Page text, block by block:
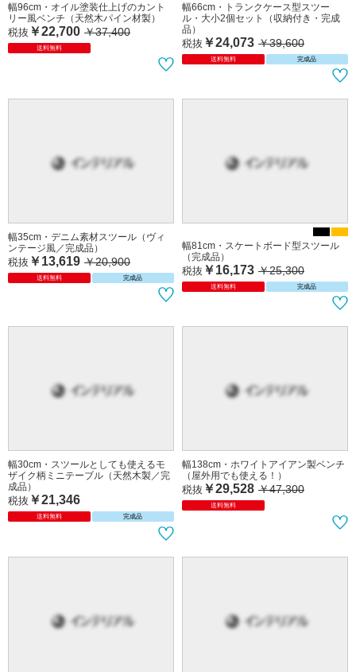
幅96cm・オイル塗装仕上げのカント
リー風ベンチ（天然木パイン材製）
税抜 ￥22,700 ￥37,400
送料無料
幅66cm・トランクケース型スツー
ル・大小2個セット（収納付き・完成
品）
税抜 ￥24,073 ￥39,600
送料無料 完成品
幅35cm・デニム素材スツール（ヴィ
ンテージ風／完成品）
税抜 ￥13,619 ￥20,900
送料無料 完成品
幅81cm・スケートボード型スツール
（完成品）
税抜 ￥16,173 ￥25,300
送料無料 完成品
幅30cm・スツールとしても使えるモ
ザイク柄ミニテーブル（天然木製／完
成品）
税抜 ￥21,346
送料無料 完成品
幅138cm・ホワイトアイアン製ベンチ
（屋外用でも使える！）
税抜 ￥29,528 ￥47,300
送料無料